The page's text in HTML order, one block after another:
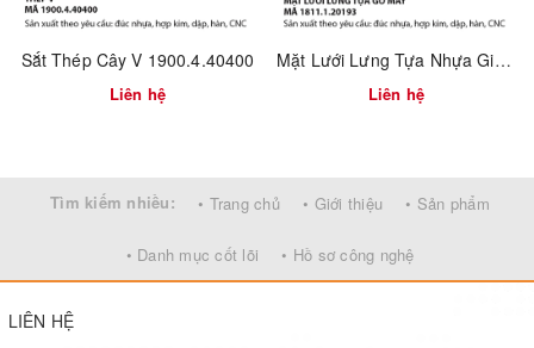
Độ cứng và khả năng chịu tải cao
Gia công tinh xảo, dễ dàng hàn nối và sơn phủ
Sắt Thép Cây V 1900.4.40400
Liên hệ
Mặt Lưới Lưng Tựa Nhựa Giả Mây – Mã 1811.1.20193
Liên hệ
Tìm kiếm nhiều: • Trang chủ • Giới thiệu • Sản phẩm
• Danh mục cốt lõi • Hồ sơ công nghệ
LIÊN HỆ